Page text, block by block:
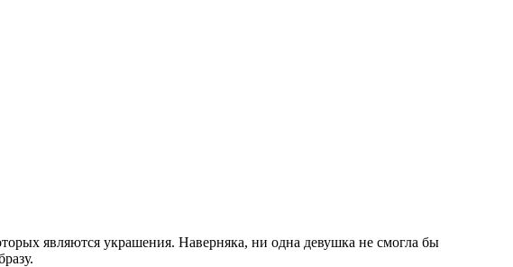
являются украшения. Наверняка, ни одна девушка не смогла бы